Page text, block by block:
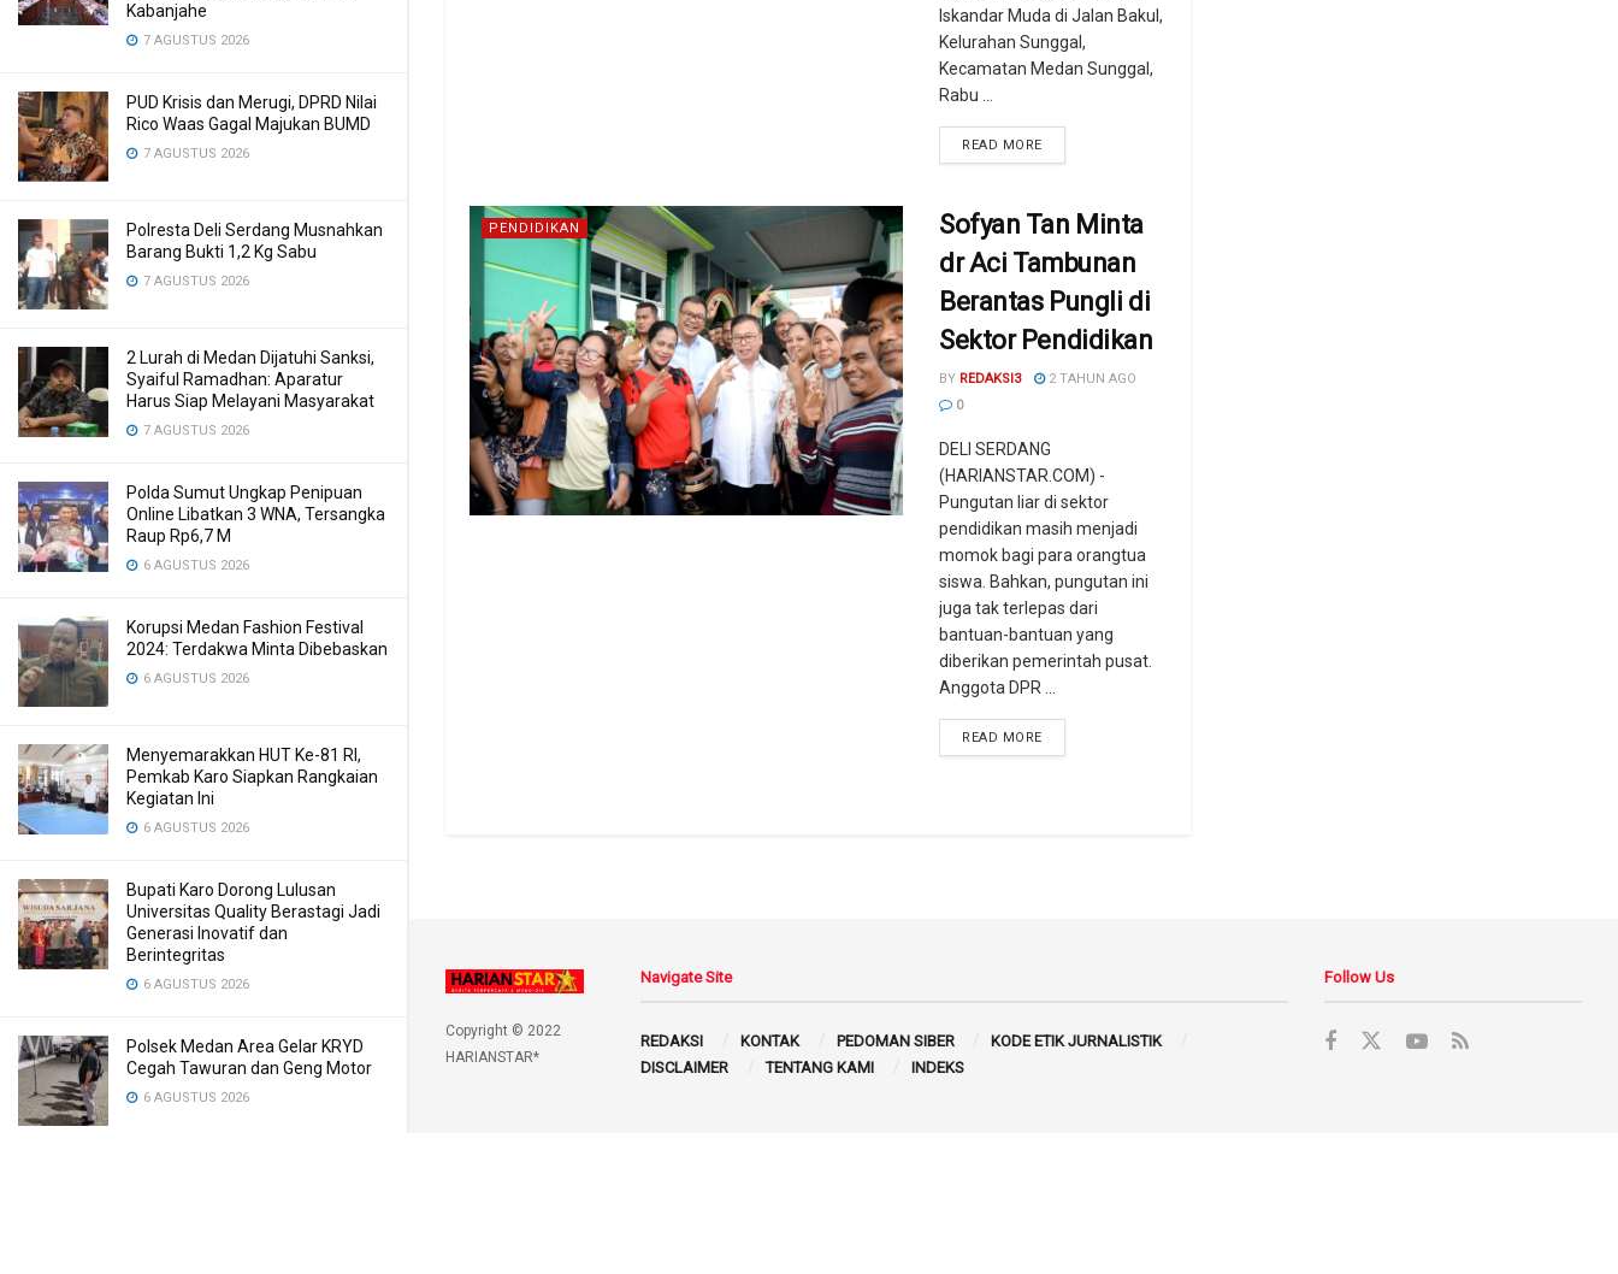
Kabanjahe
7 AGUSTUS 2026
PUD Krisis dan Merugi, DPRD Nilai
Rico Waas Gagal Majukan BUMD
7 AGUSTUS 2026
Polresta Deli Serdang Musnahkan
Barang Bukti 1,2 Kg Sabu
7 AGUSTUS 2026
2 Lurah di Medan Dijatuhi Sanksi,
Syaiful Ramadhan: Aparatur
Harus Siap Melayani Masyarakat
7 AGUSTUS 2026
Polda Sumut Ungkap Penipuan
Online Libatkan 3 WNA, Tersangka
Raup Rp6,7 M
6 AGUSTUS 2026
Korupsi Medan Fashion Festival
2024: Terdakwa Minta Dibebaskan
6 AGUSTUS 2026
Menyemarakkan HUT Ke-81 RI,
Pemkab Karo Siapkan Rangkaian
Kegiatan Ini
6 AGUSTUS 2026
Bupati Karo Dorong Lulusan
Universitas Quality Berastagi Jadi
Generasi Inovatif dan
Berintegritas
6 AGUSTUS 2026
Polsek Medan Area Gelar KRYD
Cegah Tawuran dan Geng Motor
6 AGUSTUS 2026
Iskandar Muda di Jalan Bakul,
Kelurahan Sunggal,
Kecamatan Medan Sunggal,
Rabu ...
READ MORE
PENDIDIKAN
Sofyan Tan Minta
dr Aci Tambunan
Berantas Pungli di
Sektor Pendidikan
BY REDAKSI3
2 TAHUN AGO
0
DELI SERDANG
(HARIANSTAR.COM) -
Pungutan liar di sektor
pendidikan masih menjadi
momok bagi para orangtua
siswa. Bahkan, pungutan ini
juga tak terlepas dari
bantuan-bantuan yang
diberikan pemerintah pusat.
Anggota DPR ...
READ MORE
Copyright © 2022
HARIANSTAR*
Navigate Site
REDAKSI KONTAK PEDOMAN SIBER
KODE ETIK JURNALISTIK
DISCLAIMER
TENTANG KAMI INDEKS
Follow Us